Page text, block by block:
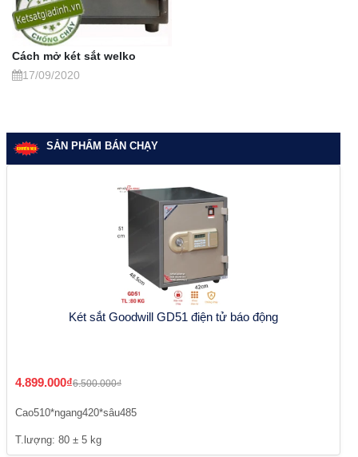
Cách mở két sắt welko
17/09/2020
SẢN PHẨM BÁN CHẠY
Két sắt Goodwill GD51 điện tử báo động
4.899.000₫6.500.000₫
Cao510*ngang420*sâu485
T.lượng: 80 ± 5 kg